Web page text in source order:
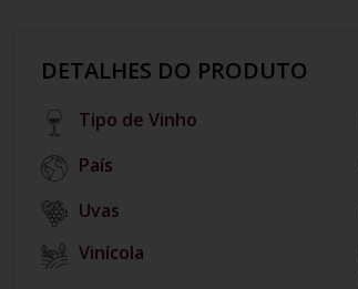
DETALHES DO PRODUTO
Tipo de Vinho
País
Vinícola